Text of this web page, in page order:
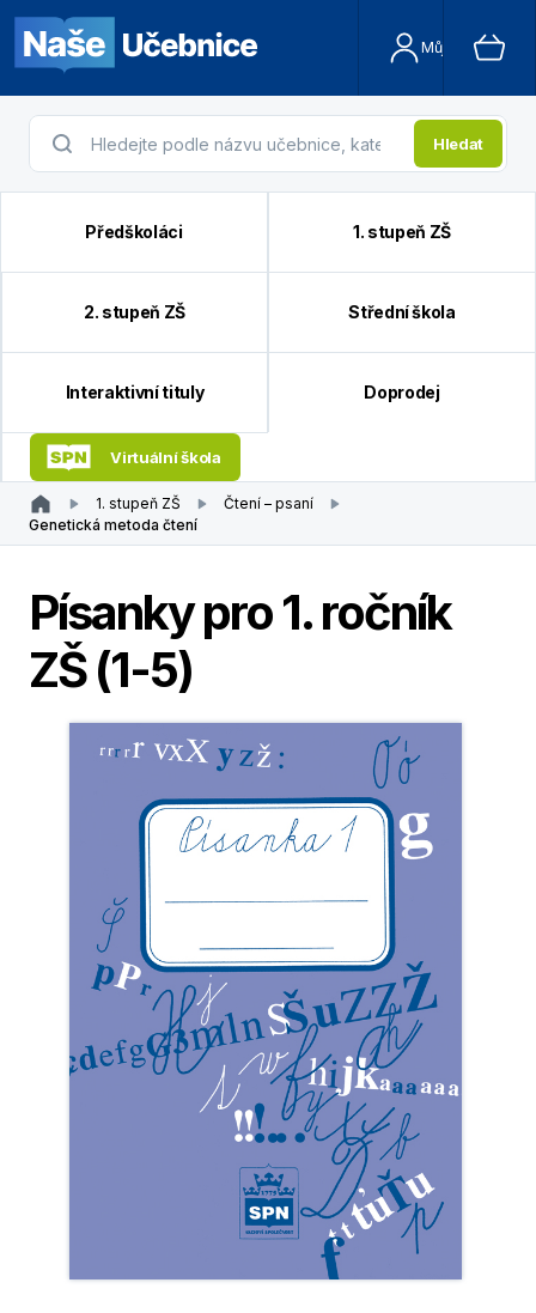
Můj účet
Hledat
Předškoláci 1. stupeň ZŠ
2. stupeň ZŠ Střední škola
Interaktivní tituly Doprodej
Virtuální škola
1. stupeň ZŠ
Čtení – psaní
Genetická metoda čtení
Písanky pro 1. ročník
ZŠ (1-5)